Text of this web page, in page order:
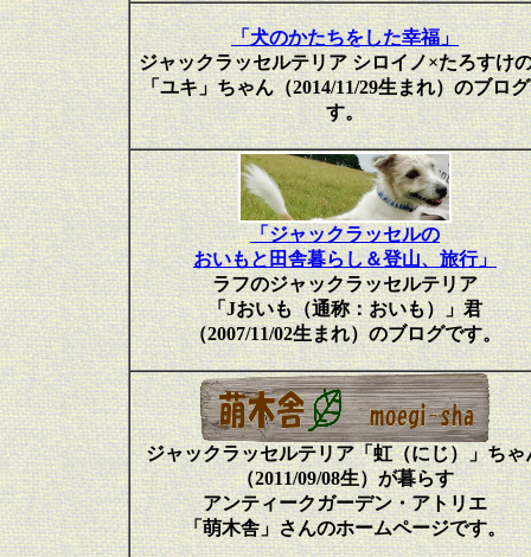
「犬のかたちをした幸福」
ジャックラッセルテリア シロイノ×たろすけ
「ユキ」ちゃん（2014/11/29生まれ）のブロ
す。
「ジャックラッセルの
おいもと田舎暮らし＆登山、旅行」
ラフのジャックラッセルテリア
「Jおいも（通称：おいも）」君
（2007/11/02生まれ）のブログです。
ジャックラッセルテリア「虹（にじ）」ちゃ
（2011/09/08生）が暮らす
アンティークガーデン・アトリエ
「萌木舎」さんのホームページです。